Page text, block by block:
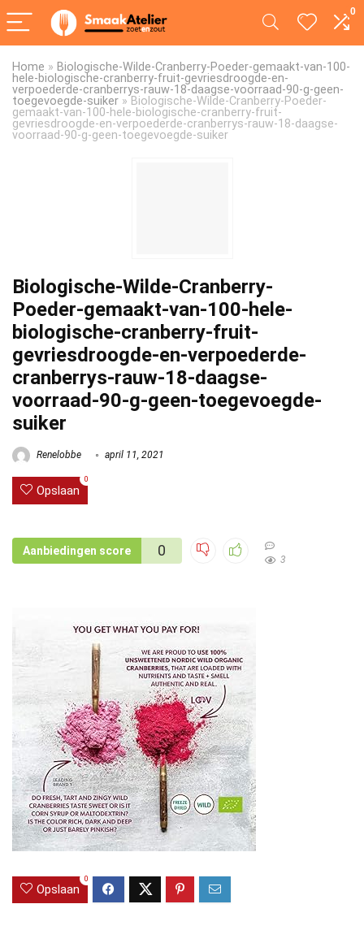
0
Home » Biologische-Wilde-Cranberry-Poeder-gemaakt-van-100-
hele-biologische-cranberry-fruit-gevriesdroogde-en-
verpoederde-cranberrys-rauw-18-daagse-voorraad-90-g-geen-
toegevoegde-suiker » Biologische-Wilde-Cranberry-Poeder-
gemaakt-van-100-hele-biologische-cranberry-fruit-
gevriesdroogde-en-verpoederde-cranberrys-rauw-18-daagse-
voorraad-90-g-geen-toegevoegde-suiker
Biologische-Wilde-Cranberry-
Poeder-gemaakt-van-100-hele-
biologische-cranberry-fruit-
gevriesdroogde-en-verpoederde-
cranberrys-rauw-18-daagse-
voorraad-90-g-geen-toegevoegde-
suiker
Renelobbe april 11, 2021
Opslaan
0
Aanbiedingen score 0
3
Opslaan
0